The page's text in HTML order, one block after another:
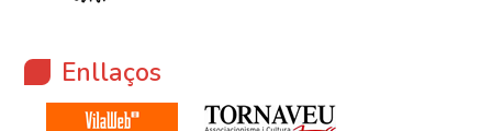
Enllaços